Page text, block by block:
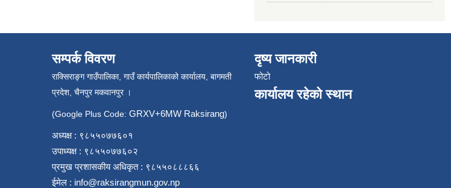
सम्पर्क विवरण
राक्सिराङ्ग गाउँपालिका, गाउँ कार्यपालिकाको कार्यालय, बागमती
प्रदेश, चैनपुर मकवानपुर ।
(Google Plus Code: GRXV+6MW Raksirang)
अध्यक्ष : ९८५५०७७६०१
उपाध्यक्ष : ९८५५०७७६०२
प्रमुख प्रशासकीय अधिकृत : ९८५५०८८८६६
ईमेल : info@raksirangmun.gov.np
दृष्य जानकारी
फोटो
कार्यालय रहेको स्थान